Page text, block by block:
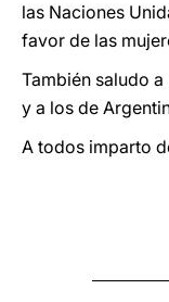
las Naciones
favor de las
También saludo
y a los de
A todos imparto